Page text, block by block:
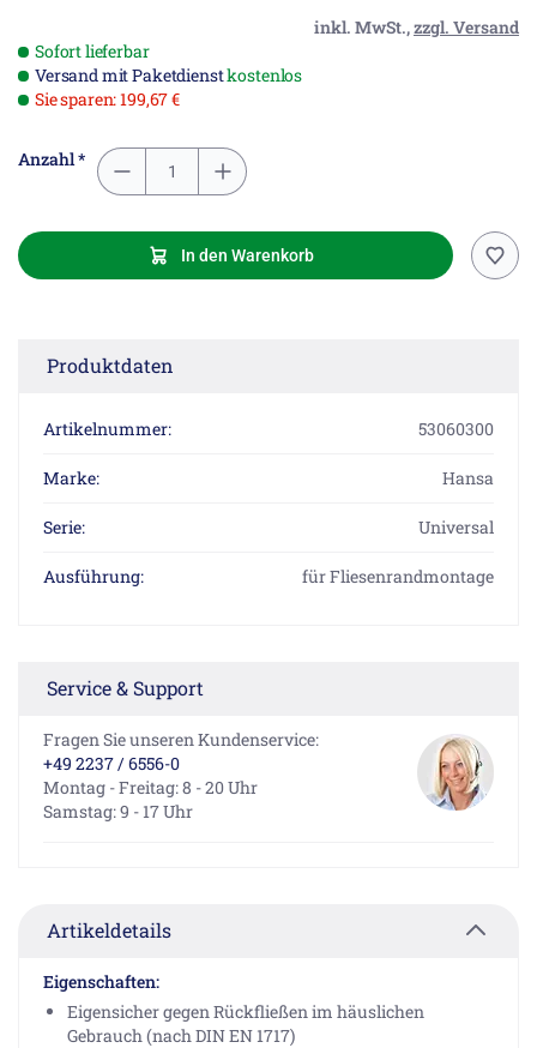
inkl. MwSt.,zzgl. Versand
Sofort lieferbar
Versand mit Paketdienstkostenlos
Sie sparen: 199,67 €
Anzahl *
In den Warenkorb
Produktdaten
Artikelnummer: 53060300
Marke: Hansa
Serie: Universal
Ausführung: für Fliesenrandmontage
Service & Support
Fragen Sie unseren Kundenservice:
+49 2237 / 6556-0
Montag - Freitag: 8 - 20 Uhr
Samstag: 9 - 17 Uhr
Artikeldetails
Eigenschaften:
Eigensicher gegen Rückfließen im häuslichen
Gebrauch (nach DIN EN 1717)